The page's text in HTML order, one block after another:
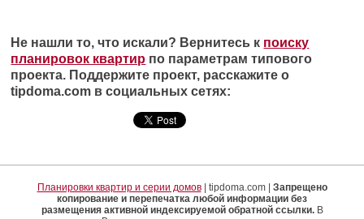
Не нашли то, что искали? Вернитесь к поиску
планировок квартир по параметрам типового
проекта. Поддержите проект, расскажите о
tipdoma.com в социальных сетях:
Планировки квартир и серии домов| tipdoma.com | Запрещено
копирование и перепечатка любой информации без
размещения активной индексируемой обратной ссылки.В